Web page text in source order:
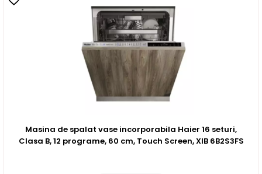
Masina de spalat vase incorporabila Haier 16 seturi,
Clasa B, 12 programe, 60 cm, Touch Screen, XIB 6B2S3FS